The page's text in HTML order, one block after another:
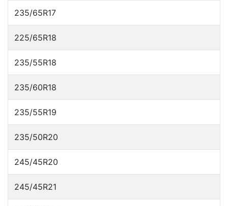
235/65R17
225/65R18
235/55R18
235/60R18
235/55R19
235/50R20
245/45R20
245/45R21